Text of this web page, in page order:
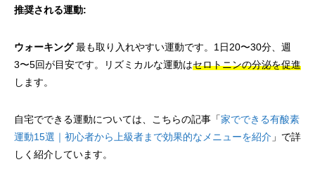
推奨される運動:
ウォーキング最も取り入れやすい運動です。1日20〜30分、週
3〜5回が目安です。リズミカルな運動はセロトニンの分泌を促進
します。
自宅でできる運動については、こちらの記事「家でできる有酸素
運動15選｜初心者から上級者まで効果的なメニューを紹介 」で詳
しく紹介しています。